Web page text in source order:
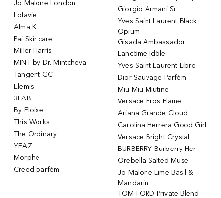
Jo Malone London
Lolavie
Alma K
Pai Skincare
Miller Harris
MINT by Dr. Mintcheva
Tangent GC
Elemis
3LAB
By Eloise
This Works
The Ordinary
YEAZ
Morphe
Creed parfém
Giorgio Armani Sì
Yves Saint Laurent Black
Opium
Gisada Ambassador
Lancôme Idôle
Yves Saint Laurent Libre
Dior Sauvage Parfém
Miu Miu Miutine
Versace Eros Flame
Ariana Grande Cloud
Carolina Herrera Good Girl
Versace Bright Crystal
BURBERRY Burberry Her
Orebella Salted Muse
Jo Malone Lime Basil &
Mandarin
TOM FORD Private Blend